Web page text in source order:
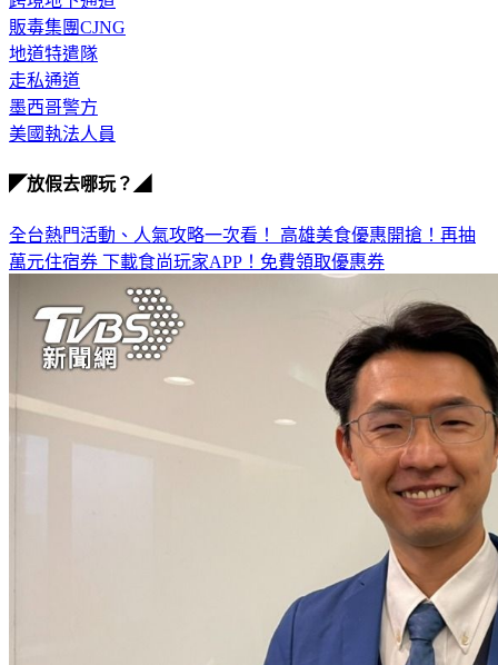
販毒集團CJNG
地道特遣隊
走私通道
墨西哥警方
美國執法人員
◤放假去哪玩？◢
全台熱門活動、人氣攻略一次看！ 高雄美食優惠開搶！再抽
萬元住宿券 下載食尚玩家APP！免費領取優惠券